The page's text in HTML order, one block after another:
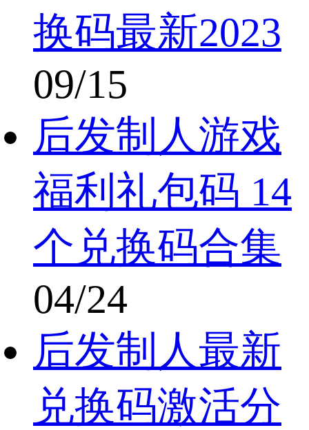
换码最新2023
09/15
后发制人游戏
福利礼包码 14
个兑换码合集
04/24
后发制人最新
兑换码激活分